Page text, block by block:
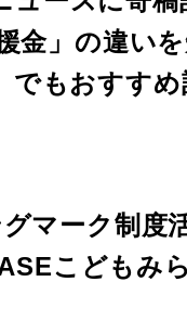
金」の違い
でもおすすめ
マーク制度
こどもみ